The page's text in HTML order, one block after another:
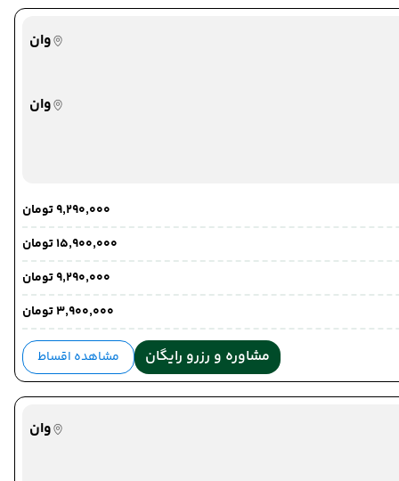
وان
وان
۹٬۲۹۰٬۰۰۰ تومان
۱۵٬۹۰۰٬۰۰۰ تومان
۹٬۲۹۰٬۰۰۰ تومان
۳٬۹۰۰٬۰۰۰ تومان
مشاوره و رزرو رایگان مشاهده اقساط
وان